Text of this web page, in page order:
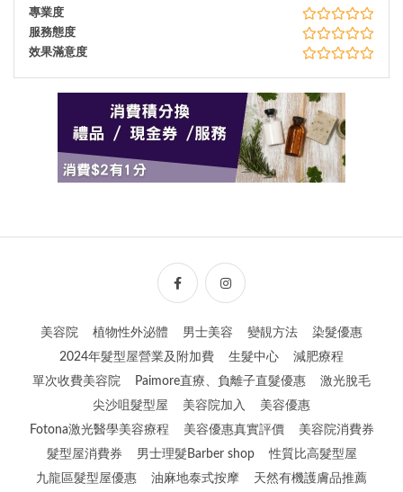
專業度
服務態度
效果滿意度
美容院 植物性外泌體 男士美容 變靚方法
染髮優惠
2024年髮型屋營業及附加費
生髮中心
減肥療程
單次收費美容院
Paimore直療、負離子直髮優惠
激光脫毛
尖沙咀髮型屋
美容院加入
美容優惠
Fotona激光醫學美容療程
美容優惠真實評價
美容院消費券
髮型屋消費券
男士理髮Barber shop
性質比高髮型屋
九龍區髮型屋優惠
油麻地泰式按摩 天然有機護膚品推薦